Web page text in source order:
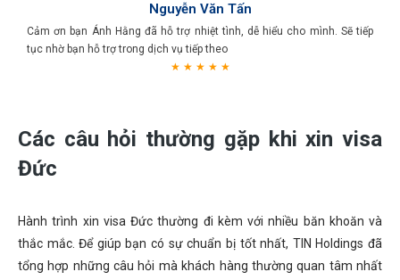
Nguyễn Văn Tấn
Cảm ơn bạn Ánh Hằng đã hỗ trợ nhiệt tình, dễ hiểu cho mình. Sẽ tiếp
tục nhờ bạn hỗ trợ trong dịch vụ tiếp theo
★ ★ ★ ★ ★
Các câu hỏi thường gặp khi xin visa
Đức
Hành trình xin visa Đức thường đi kèm với nhiều băn khoăn và
thắc mắc. Để giúp bạn có sự chuẩn bị tốt nhất, TIN Holdings đã
tổng hợp những câu hỏi mà khách hàng thường quan tâm nhất